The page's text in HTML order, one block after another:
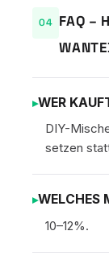
FAQ –
WER
DIY-
setzen
WELCHES
10–12%.